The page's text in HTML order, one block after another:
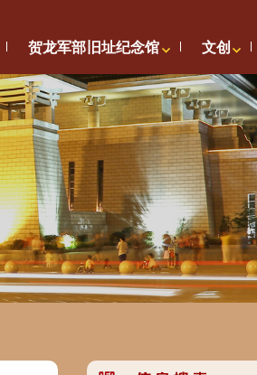
贺龙军部旧址纪念馆 文创